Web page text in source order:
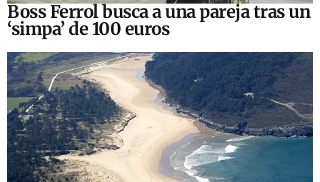
Boss Ferrol busca a una pareja tras un
‘simpa’ de 100 euros